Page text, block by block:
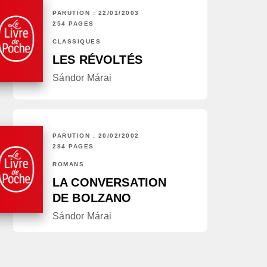
PARUTION : 22/01/2003
254 PAGES
CLASSIQUES
LES RÉVOLTÉS
Sándor Márai
PARUTION : 20/02/2002
284 PAGES
ROMANS
LA CONVERSATION
DE BOLZANO
Sándor Márai